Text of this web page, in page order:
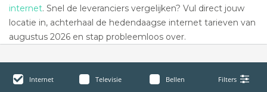
internet. Snel de leveranciers vergelijken? Vul direct jouw
locatie in, achterhaal de hedendaagse internet tarieven van
augustus 2026 en stap probleemloos over.
Internet Televisie Bellen Filters